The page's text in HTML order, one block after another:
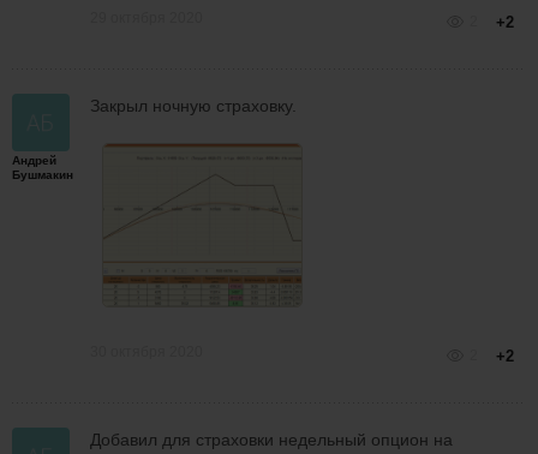
+2
Андрей
Бушмакин
Закрыл ночную страховку.
+2
Добавил для страховки недельный опцион на